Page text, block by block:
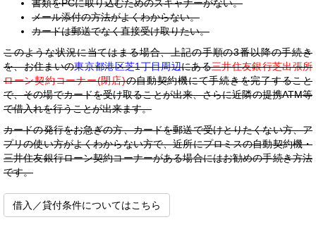
書類をPCに取り込むためのスキャナーがない。
メール添付の方法がよくわからない。
カードは郵送でなく直接受け取りたい。
このような状況に当てはまる場合、上記の手順の3番以降の手続き
を、お住まいの東京都港区芝1丁目周辺にある三井住友銀行芝出張所
ローン契約コーナー(閉店)の自動契約機にて手続きを完了すること
で、その場でカードを受け取ることが出来、さらに近隣の提携ATM等
で借入れを行うことが出来ます。
カードの発行をお急ぎの方、カードを郵送で受けとりたくない方、ア
プリの使い方がよくわからない方で、近所にプロミスの自動契約機・
三井住友銀行ローン契約コーナーがある場合にはお勧めの手続き方法
です。
借入／貸付条件についてはこちら